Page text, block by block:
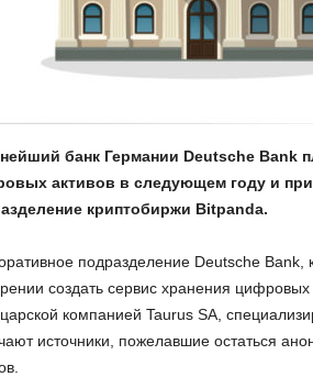
o
m
u
a
банк Германии Deutsche Bank
активов в следующем году и
криптобиржи Bitpanda.
подразделение Deutsche
создать сервис хранения цифровых
компанией Taurus SA,
источники, пожелавшие остаться